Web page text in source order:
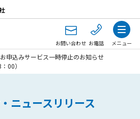
お問い合わせ お電話 メニュー
お申込みサービス一時停止のお知らせ
00）
ニュースリリース